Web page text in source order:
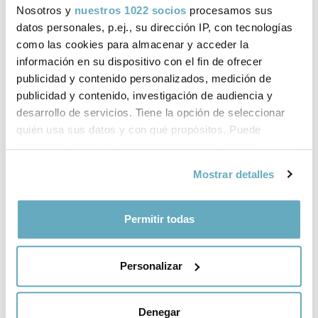
Nosotros y nuestros 1022 socios procesamos sus
datos personales, p.ej., su dirección IP, con tecnologías
como las cookies para almacenar y acceder la
información en su dispositivo con el fin de ofrecer
publicidad y contenido personalizados, medición de
publicidad y contenido, investigación de audiencia y
desarrollo de servicios. Tiene la opción de seleccionar
quién usa sus datos y con qué propósitos. Puede
cambiar o retirar su consentimiento en cualquier
Si lo permite, también quisiéramos:
geográfica que puede tener una precisión de varios
Identificar su dispositivo analizándolo activamente
Mostrar detalles
Permitir todas
Personalizar
Denegar
La grandeza del calor
humano
Begoña Arana Álvarez
No te rindas, mamá
Mariola Esteban